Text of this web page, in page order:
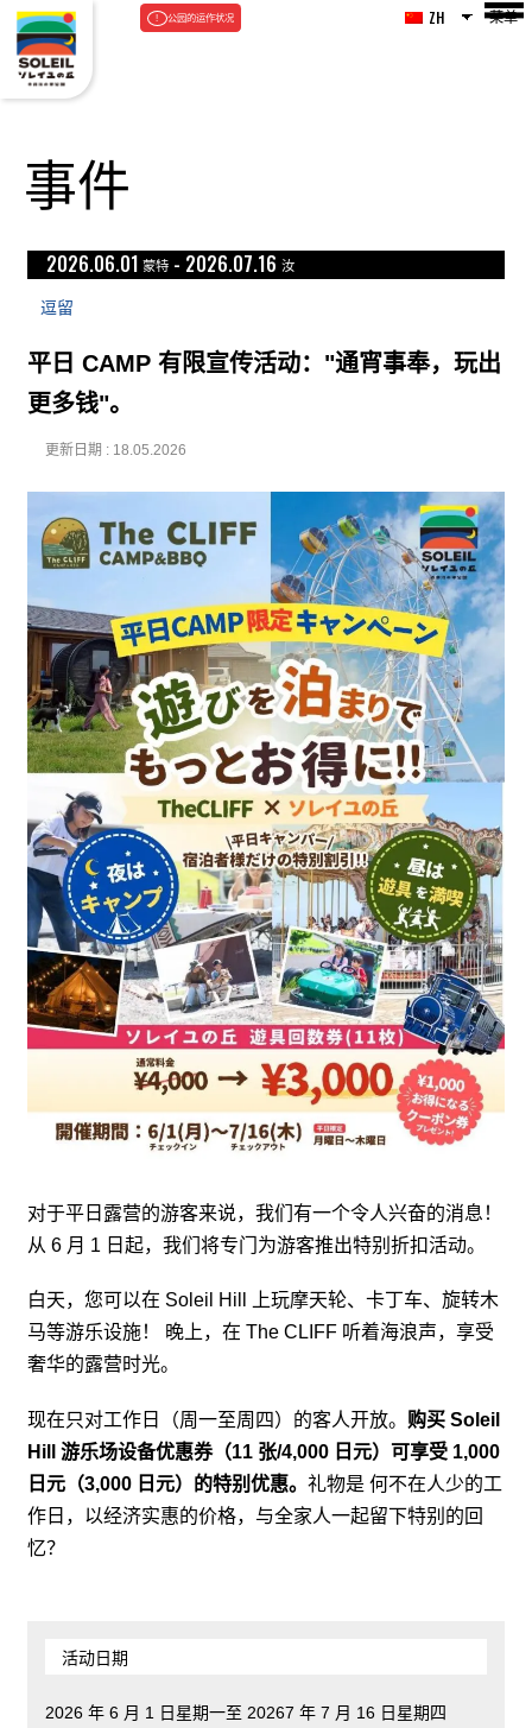
公园的运作状况 ZH 菜单
事件
2026.06.01 蒙特 - 2026.07.16 汝
逗留
平日 CAMP 有限宣传活动："通宵事奉，玩出
更多钱"。
更新日期 : 18.05.2026
对于平日露营的游客来说，我们有一个令人兴奋的消息！
从 6 月 1 日起，我们将专门为游客推出特别折扣活动。
白天，您可以在 Soleil Hill 上玩摩天轮、卡丁车、旋转木
马等游乐设施！ 晚上，在 The CLIFF 听着海浪声，享受
奢华的露营时光。
现在只对工作日（周一至周四）的客人开放。 购买 Soleil
Hill 游乐场设备优惠券（11 张/4,000 日元）可享受 1,000
日元（3,000 日元）的特别优惠。 礼物是 何不在人少的工
作日，以经济实惠的价格，与全家人一起留下特别的回
忆？
活动日期
2026 年 6 月 1 日星期一至 20267 年 7 月 16 日星期四